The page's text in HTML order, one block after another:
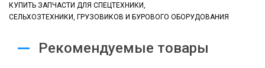
КУПИТЬ ЗАПЧАСТИ ДЛЯ СПЕЦТЕХНИКИ,
СЕЛЬХОЗТЕХНИКИ, ГРУЗОВИКОВ И БУРОВОГО ОБОРУДОВАНИЯ
Рекомендуемые товары